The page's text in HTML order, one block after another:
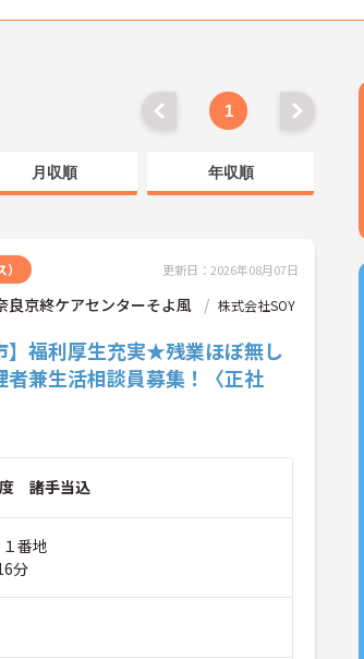
1
月収順 年収順
更新日：2026年08月07日
良京終ケアセンターそよ風
株式会社SOY
】福利厚生充実★残業ほぼ無し
兼生活相談員募集！〈正社
諸手当込
番地
分